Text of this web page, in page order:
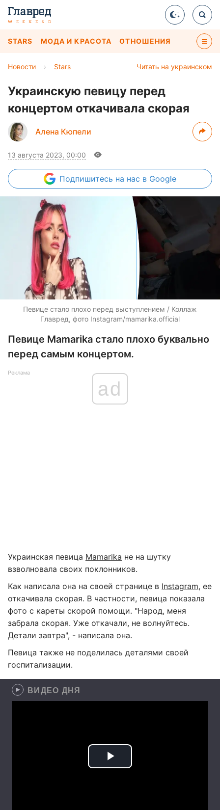
STARS МОДА И КРАСОТА ОТНОШЕНИЯ
Читать на украинском
Новости › Stars
Украинскую певицу перед
концертом откачивала скорая
Алена Кюпели
13 августа 2023, 00:00
Подпишитесь на нас в Google
Певице стало плохо перед выступлением / Коллаж
Главред, фото Instagram/mamarika.official
Певице Mamarika стало плохо буквально
перед самым концертом.
Реклама
ad
Украинская певица Mamarika не на шутку
взволновала своих поклонников.
Как написала она на своей странице в Instagram, ее
откачивала скорая. В частности, певица показала
фото с кареты скорой помощи. "Народ, меня
забрала скорая. Уже откачали, не волнуйтесь.
Детали завтра", - написала она.
Певица также не поделилась деталями своей
госпитализации.
ВИДЕО ДНЯ